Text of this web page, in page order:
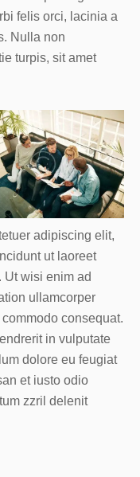
felis orci, lacinia a
Nulla non
turpis, sit amet
adipiscing elit,
ut laoreet
Ut wisi enim ad
ullamcorper
consequat.
in vulputate
dolore eu feugiat
et iusto odio
zzril delenit